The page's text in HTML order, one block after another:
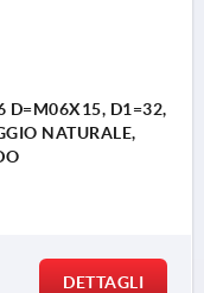
D=M06X15, D1=32,
NATURALE,
DETTAGLI